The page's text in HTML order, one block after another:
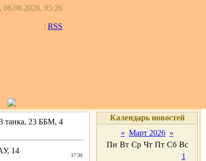
06.08.2026, 05:26
| RSS
23 ББМ, 4
14
17:30
Календарь новостей
« Март 2026 »
Пн Вт Ср Чт Пт Сб Вс
1